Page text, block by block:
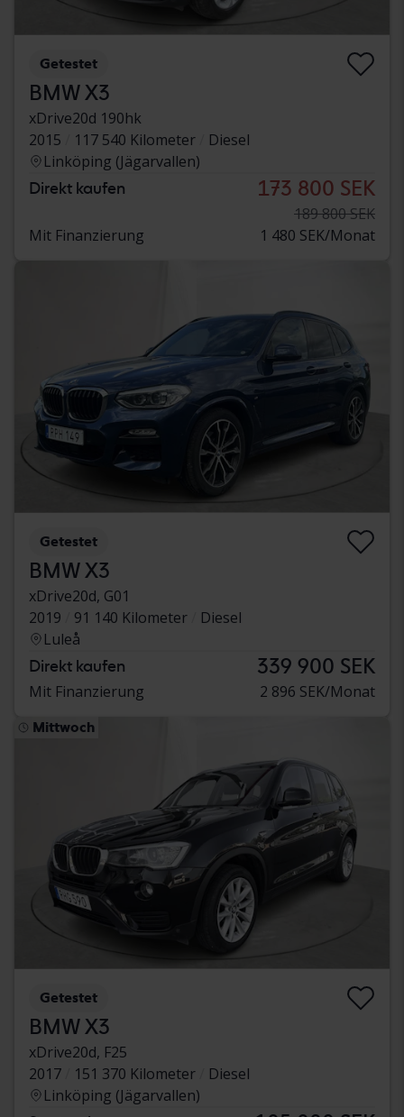
Getestet
BMW X3
xDrive20d 190hk
2015
117 540 Kilometer
Diesel
Linköping (Jägarvallen)
Direkt kaufen 173 800 SEK
189 800 SEK
Mit Finanzierung
1 480 SEK/Monat
Getestet
BMW X3
xDrive20d, G01
2019
91 140 Kilometer
Diesel
Luleå
Direkt kaufen 339 900 SEK
Mit Finanzierung 2 896 SEK/Monat
Mittwoch
Getestet
BMW X3
xDrive20d, F25
2017
151 370 Kilometer
Diesel
Linköping (Jägarvallen)